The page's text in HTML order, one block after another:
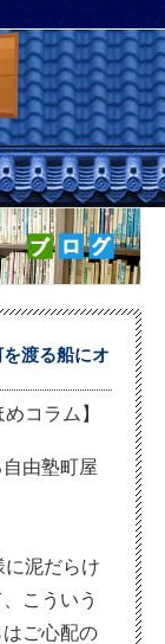
渡る船にオ
コラム】
由塾町屋
泥だらけ
こういう
ご心配の